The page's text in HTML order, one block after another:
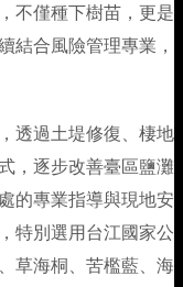
不僅種下樹苗，更是
結合風險管理專業，
透過土堤修復、棲地
，逐步改善臺區鹽灘
的專業指導與現地安
特別選用台江國家公
草海桐、苦檻藍、海